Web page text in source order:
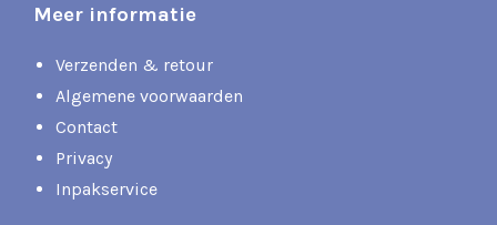
Meer informatie
Verzenden & retour
Algemene voorwaarden
Contact
Privacy
Inpakservice